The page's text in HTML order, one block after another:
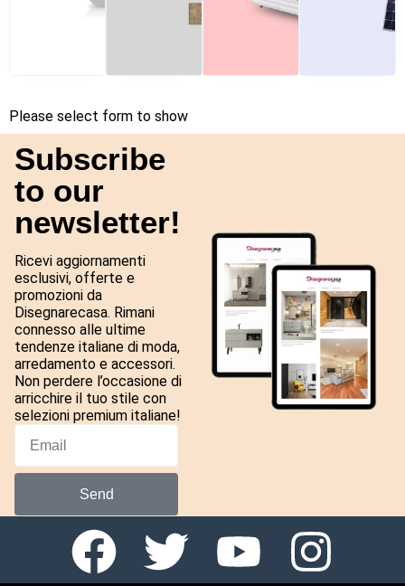
Please select form to show
Subscribe
to our
newsletter!
Ricevi aggiornamenti
esclusivi, offerte e
promozioni da
Disegnarecasa. Rimani
connesso alle ultime
tendenze italiane di moda,
arredamento e accessori.
Non perdere l’occasione di
arricchire il tuo stile con
selezioni premium italiane!
Send